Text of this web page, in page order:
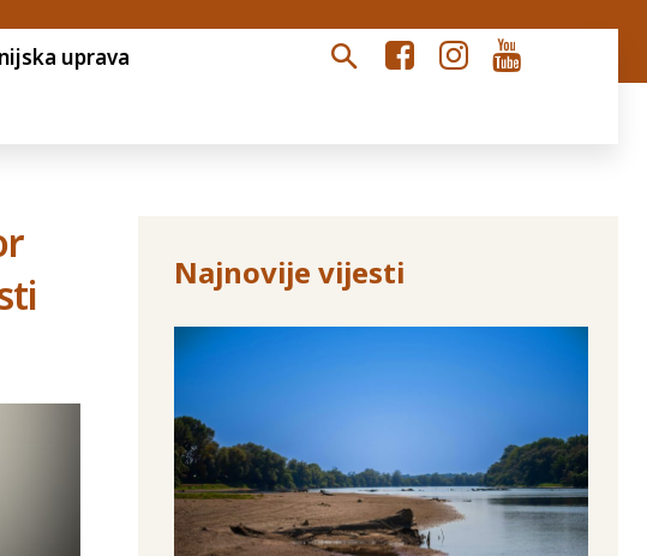
uprava
Najnovije vijesti